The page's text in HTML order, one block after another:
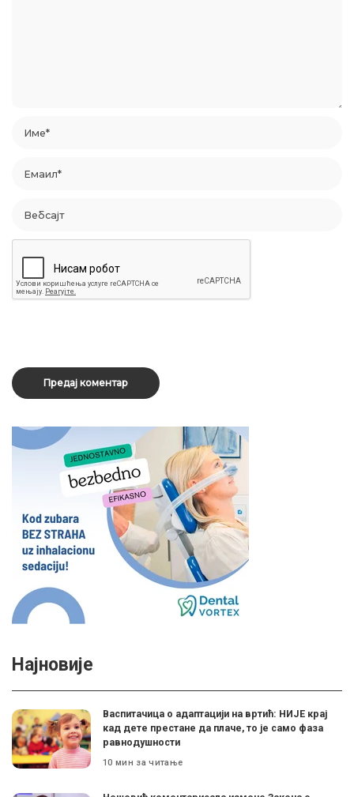
Најновије
Васпитачица о адаптацији на вртић: НИЈЕ крај
кад дете престане да плаче, то је само фаза
равнодушности
10 мин за читање